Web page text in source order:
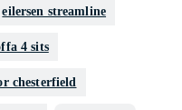
eilersen streamline
4 sits
chesterfield